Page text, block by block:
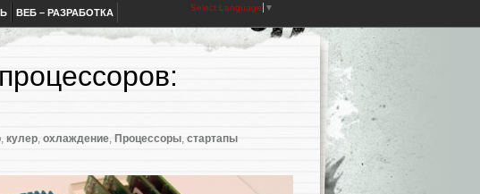
ВЕБ – РАЗРАБОТКА Select Language ▼
, кулер, охлаждение, Процессоры, стартапы